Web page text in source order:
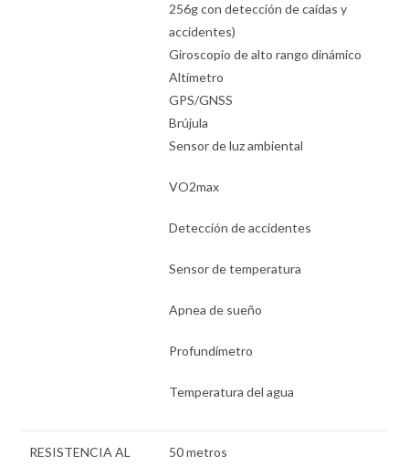
256g con detección de caídas y
accidentes)
Giroscopio de alto rango dinámico
Altímetro
GPS/GNSS
Brújula
Sensor de luz ambiental
VO2max
Detección de accidentes
Sensor de temperatura
Apnea de sueño
Profundímetro
Temperatura del agua
RESISTENCIA AL
50 metros